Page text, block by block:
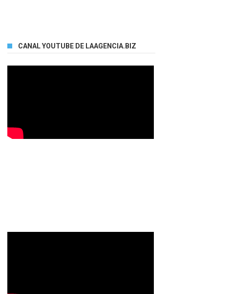
CANAL YOUTUBE DE LAAGENCIA.BIZ